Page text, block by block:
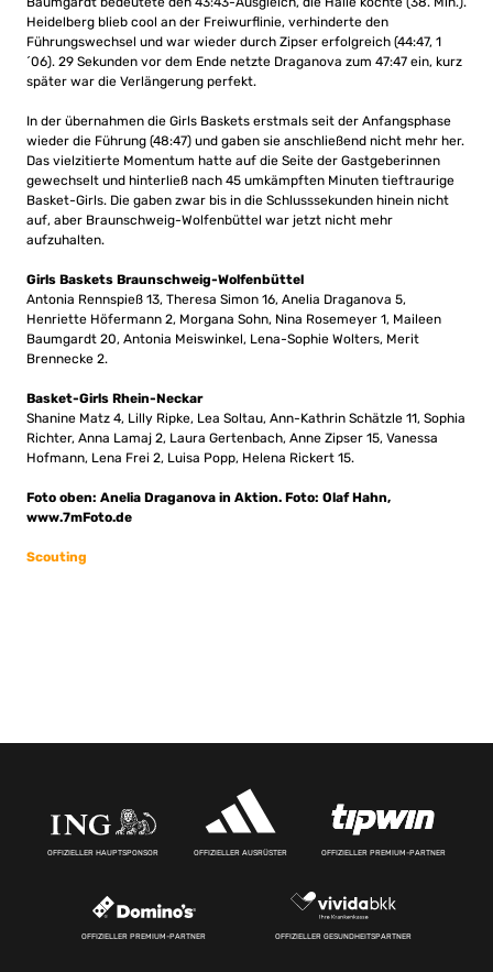
Heidelberg blieb cool an der Freiwurflinie, verhinderte den
Führungswechsel und war wieder durch Zipser erfolgreich (44:47, 1
´06). 29 Sekunden vor dem Ende netzte Draganova zum 47:47 ein, kurz
später war die Verlängerung perfekt.
In der übernahmen die Girls Baskets erstmals seit der Anfangsphase
wieder die Führung (48:47) und gaben sie anschließend nicht mehr her.
Das vielzitierte Momentum hatte auf die Seite der Gastgeberinnen
gewechselt und hinterließ nach 45 umkämpften Minuten tieftraurige
Basket-Girls. Die gaben zwar bis in die Schlusssekunden hinein nicht
auf, aber Braunschweig-Wolfenbüttel war jetzt nicht mehr
aufzuhalten.
Girls Baskets Braunschweig-Wolfenbüttel
Antonia Rennspieß 13, Theresa Simon 16, Anelia Draganova 5,
Henriette Höfermann 2, Morgana Sohn, Nina Rosemeyer 1, Maileen
Baumgardt 20, Antonia Meiswinkel, Lena-Sophie Wolters, Merit
Brennecke 2.
Basket-Girls Rhein-Neckar
Shanine Matz 4, Lilly Ripke, Lea Soltau, Ann-Kathrin Schätzle 11, Sophia
Richter, Anna Lamaj 2, Laura Gertenbach, Anne Zipser 15, Vanessa
Hofmann, Lena Frei 2, Luisa Popp, Helena Rickert 15.
Foto oben: Anelia Draganova in Aktion. Foto: Olaf Hahn,
www.7mFoto.de
Scouting
OFFIZIELLER HAUPTSPONSOR OFFIZIELLER AUSRÜSTER OFFIZIELLER PREMIUM-PARTNER
OFFIZIELLER PREMIUM-PARTNER OFFIZIELLER GESUNDHEITSPARTNER